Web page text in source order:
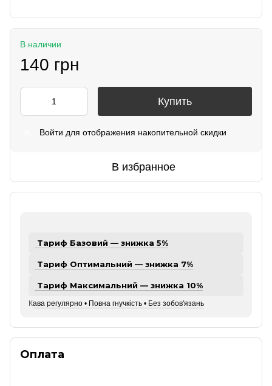
В наличии
140 грн
Купить
Войти для отображения накопительной скидки
В избранное
Тариф Базовий — знижка 5%
Тариф Оптимальний — знижка 7%
Тариф Максимальний — знижка 10%
Кава регулярно • Повна гнучкість • Без зобов'язань
Оплата